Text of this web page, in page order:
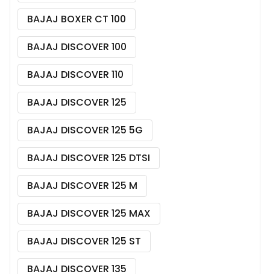
BAJAJ BOXER CT 100
BAJAJ DISCOVER 100
BAJAJ DISCOVER 110
BAJAJ DISCOVER 125
BAJAJ DISCOVER 125 5G
BAJAJ DISCOVER 125 DTSI
BAJAJ DISCOVER 125 M
BAJAJ DISCOVER 125 MAX
BAJAJ DISCOVER 125 ST
BAJAJ DISCOVER 135